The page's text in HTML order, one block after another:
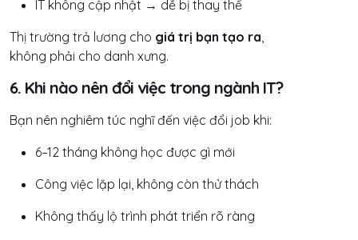
IT không cập nhật → dễ bị thay thế
Thị trường trả lương cho giá trị bạn tạo ra,
không phải cho danh xưng.
6. Khi nào nên đổi việc trong ngành IT?
Bạn nên nghiêm túc nghĩ đến việc đổi job khi:
6–12 tháng không học được gì mới
Công việc lặp lại, không còn thử thách
Không thấy lộ trình phát triển rõ ràng